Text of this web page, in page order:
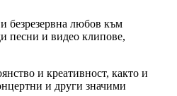
безрезервна любов към
песни и видео клипове,
и креативност, както и
и други значими